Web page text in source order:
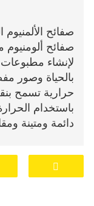
صفائح
صفائح
لإنشاء مطبوعات
بالحياة وصور
حرارية تسمح
باستخدام
دائمة ومتينة